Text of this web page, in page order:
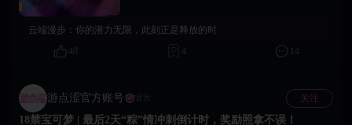
手节奏；自带高额减伤与穿透溅射伤害，容错率极高。 星级质变：被动地震
血真实伤害，残局翻盘能力顶尖。 💬 互动话题 评论区说说你最希望后续上
新/返场的神兽！小女仆会记录下来反馈上去优先安排哦！
云端漫步： 你的潜力无限，此刻正是释放的时
40
4 14
游点涩官方账号 官方 关注
18禁宝可梦 | 最后2天“粽”情冲刺倒计时，奖励照拿不误！